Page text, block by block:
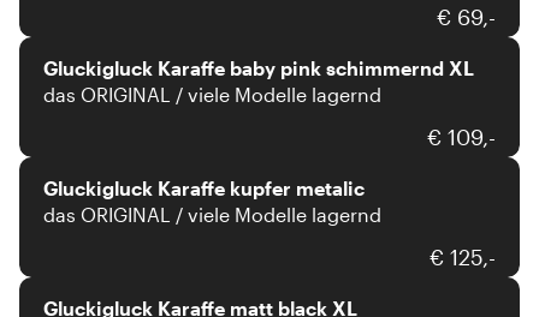
€ 69,-
Gluckigluck
Gluckigluck Karaffe baby pink schimmernd XL
das ORIGINAL / viele Modelle lagernd
€ 109,-
Gluckigluck
Gluckigluck Karaffe kupfer metalic
das ORIGINAL / viele Modelle lagernd
€ 125,-
Gluckigluck
Gluckigluck Karaffe matt black XL